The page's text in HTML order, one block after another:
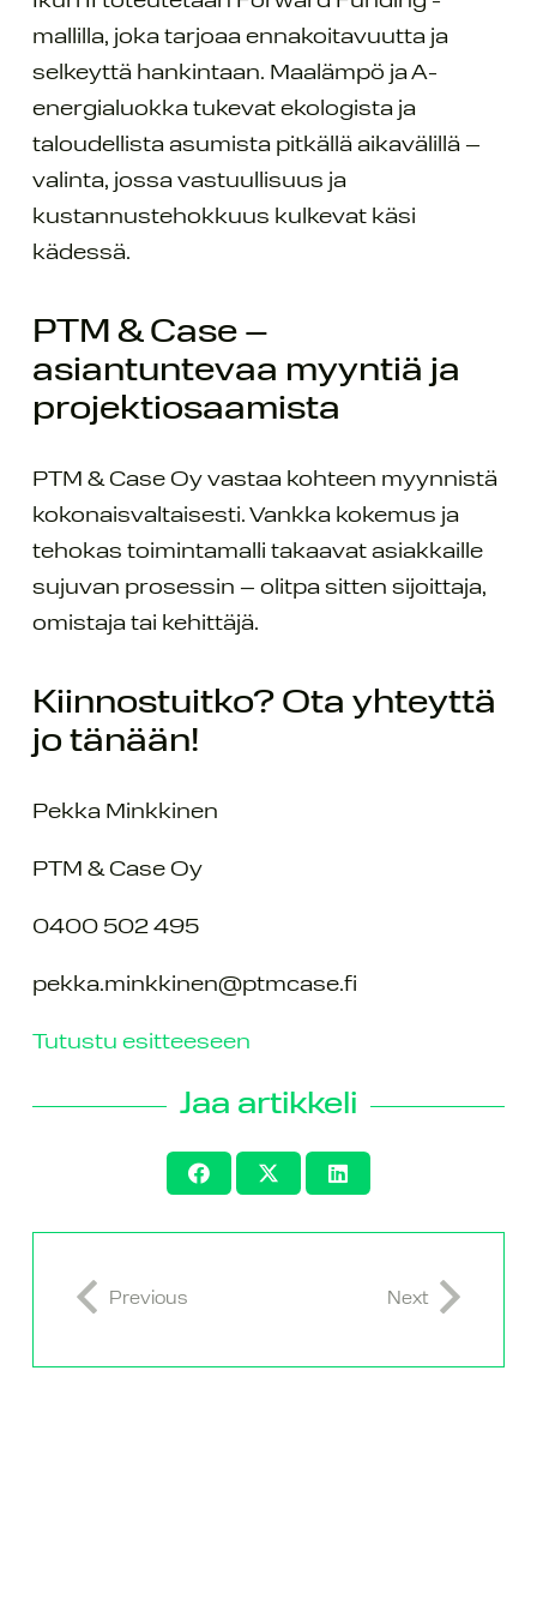
mallilla, joka tarjoaa ennakoitavuutta ja
selkeyttä hankintaan. Maalämpö ja A-
energialuokka tukevat ekologista ja
taloudellista asumista pitkällä aikavälillä –
valinta, jossa vastuullisuus ja
kustannustehokkuus kulkevat käsi
kädessä.
PTM & Case –
asiantuntevaa myyntiä ja
projektiosaamista
PTM & Case Oy vastaa kohteen myynnistä
kokonaisvaltaisesti. Vankka kokemus ja
tehokas toimintamalli takaavat asiakkaille
sujuvan prosessin – olitpa sitten sijoittaja,
omistaja tai kehittäjä.
Kiinnostuitko? Ota yhteyttä
jo tänään!
Pekka Minkkinen
PTM & Case Oy
0400 502 495
pekka.minkkinen@ptmcase.fi
Tutustu esitteeseen
Jaa artikkeli
Previous Next